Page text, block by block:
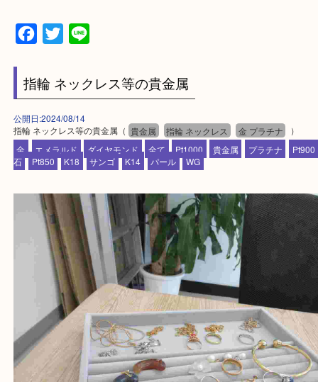
▼▽▼▽よくいただく質問集▽▼▽▼
です。
Facebook
Twitter
Line
指輪 ネックレス等の貴金属